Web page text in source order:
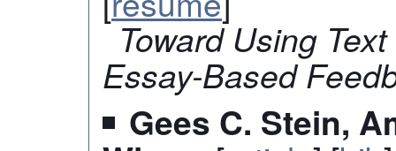
Toward Using
Essay-Based
Gees C. Stein,